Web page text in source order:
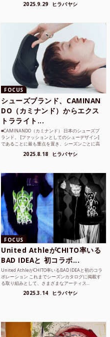
2025.9.29 ヒラバヤシ
FOCUS
シューズブランド、CAMINAN
DO（カミナンド）からエクス
トラライト...
■CAMINANDO（カミナンド） 日本のシューズブ
ランド。 [ファッションとしてのシューデザイン]
であることに最も重点を置き、シーズンごとに高
2025.8.18 ヒラバヤシ
FOCUS
United AthleがCHITO率いる
BAD IDEAと 初コラボ...
United AthleがCHITO率いるBAD IDEAと初のコラ
ボレーション これまでシーズンカタログに掲載す
る取り組みとして、さまざまなアーティス...
2025.3.14 ヒラバヤシ